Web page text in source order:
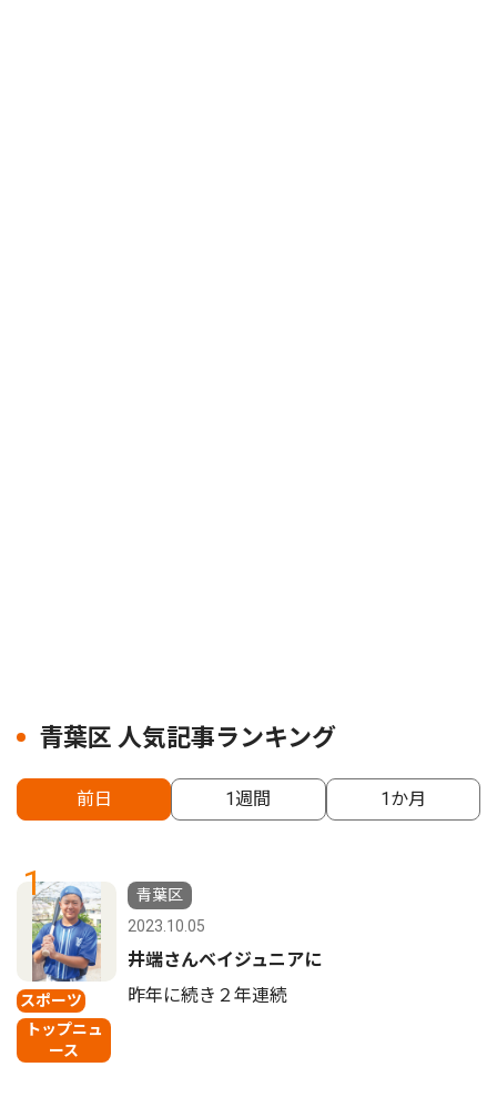
青葉区 人気記事ランキング
前日 1週間 1か月
1
スポーツ
トップニュ
ース
青葉区
2023.10.05
井端さんベイジュニアに
昨年に続き２年連続